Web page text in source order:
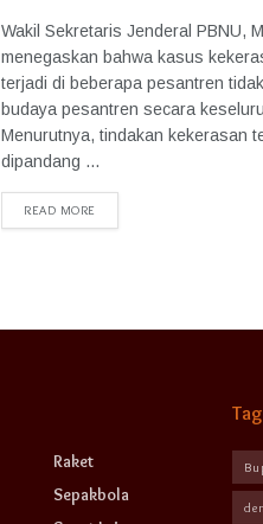
Wakil Sekretaris Jenderal PBNU,
menegaskan bahwa kasus
terjadi di beberapa pesantren
budaya pesantren secara
Menurutnya, tindakan kekerasan
dipandang ...
READ MORE
Raket
Sepakbola